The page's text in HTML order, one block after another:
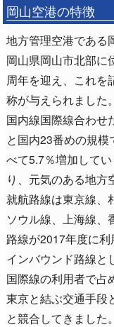
岡山空港の特徴
地方管理空港である
岡山県岡山市北部に
周年を迎え、これを
称が与えられました。
国内線国際線合わせ
と国内23番めの規
べて5.7％増加して
り、元気のある地方
就航路線は東京線、
ソウル線、上海線、
路線が2017年度に
インバウンド路線と
国際線の利用者で占
東京と結ぶ交通手段
と競合してきました